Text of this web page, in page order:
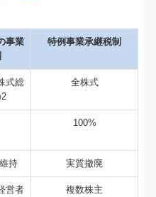
事業
特例事業承継税制
式総
全株式
100%
持 実質撤廃
営者
複数株主